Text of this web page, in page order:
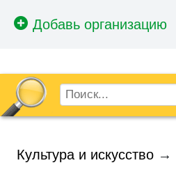
Культура и искусство →